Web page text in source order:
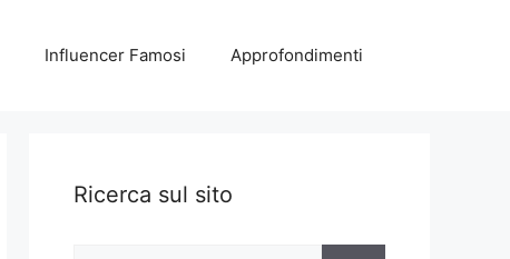
Influencer Famosi Approfondimenti
Ricerca sul sito